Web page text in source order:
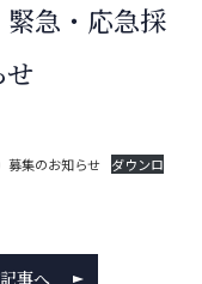
急・応急採
せ
募集のお知らせ
ダウンロ
事へ